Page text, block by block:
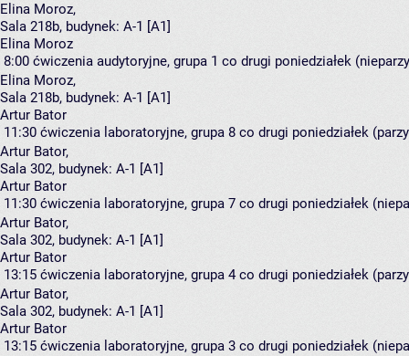
Elina Moroz,
Sala 218b, budynek: A-1 [A1]
Elina Moroz
8:00 ćwiczenia audytoryjne, grupa 1 co drugi poniedziałek
Elina Moroz,
Sala 218b, budynek: A-1 [A1]
Artur Bator
11:30 ćwiczenia laboratoryjne, grupa 8 co drugi poniedziałek
Artur Bator,
Sala 302, budynek: A-1 [A1]
Artur Bator
11:30 ćwiczenia laboratoryjne, grupa 7 co drugi poniedziałek
Artur Bator,
Sala 302, budynek: A-1 [A1]
Artur Bator
13:15 ćwiczenia laboratoryjne, grupa 4 co drugi poniedziałek
Artur Bator,
Sala 302, budynek: A-1 [A1]
Artur Bator
13:15 ćwiczenia laboratoryjne, grupa 3 co drugi poniedziałek